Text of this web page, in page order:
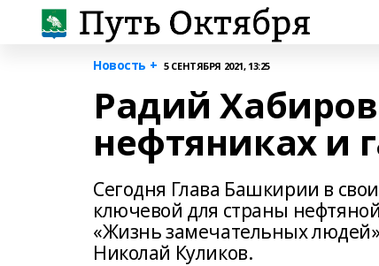
Новость + 5 СЕНТЯБРЯ 2021, 13:25
Радий
нефтяниках и
Сегодня Глава Башкирии в
ключевой для страны
«Жизнь замечательных
Николай Куликов.